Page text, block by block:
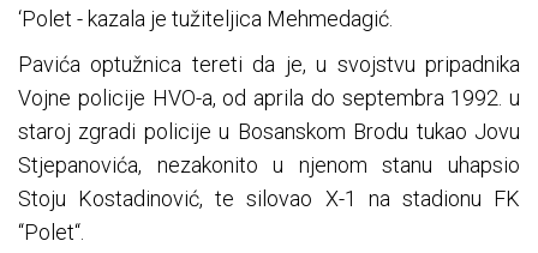
‘Polet - kazala je tužiteljica Mehmedagić.
Pavića optužnica tereti da je, u svojstvu pripadnika
Vojne policije HVO-a, od aprila do septembra 1992. u
staroj zgradi policije u Bosanskom Brodu tukao Jovu
Stjepanovića, nezakonito u njenom stanu uhapsio
Stoju Kostadinović, te silovao X-1 na stadionu FK
“Polet“.